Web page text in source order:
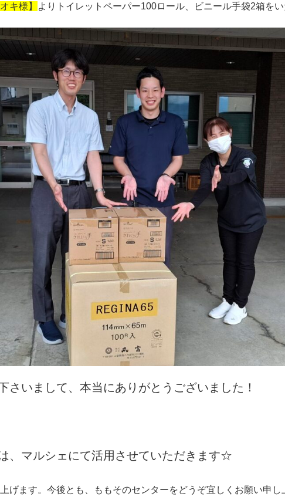
キ様】 よりトイレットペーパー100ロール、ビニール手袋2箱をい
さいまして、本当にありがとうございました！
、マルシェにて活用させていただきます☆
げます。今後とも、ももそのセンターをどうぞ宜しくお願い申し